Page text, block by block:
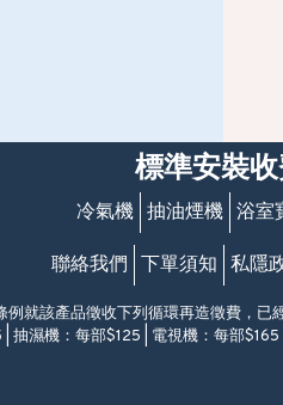
標準安裝
冷氣機 抽油煙機 浴室
聯絡我們 下單須知 私隱
就該產品徵收下列循環再造徵費，已
濕機：每部$125 | 電視機：每部